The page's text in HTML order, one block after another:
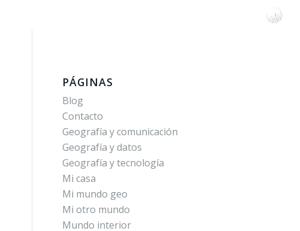
PÁGINAS
Blog
Contacto
Geografía y comunicación
Geografía y datos
Geografía y tecnología
Mi casa
Mi mundo geo
Mi otro mundo
Mundo interior